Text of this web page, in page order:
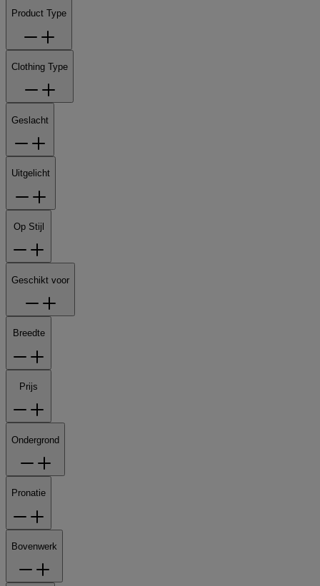
Product Type
Clothing Type
Geslacht
Uitgelicht
Op Stijl
Geschikt voor
Breedte
Prijs
Ondergrond
Pronatie
Bovenwerk